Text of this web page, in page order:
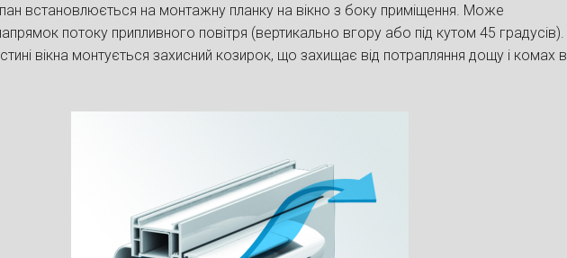
встановлюється на монтажну планку на вікно з боку приміщення. Може
потоку припливного повітря (вертикально вгору або під кутом 45 градусів).
вікна монтується захисний козирок, що захищає від потрапляння дощу і комах в